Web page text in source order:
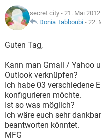
WHATSAPP
FACEBOOK
WINDOWS 10
WHATSAPP
FACEBOOK
SPIELE
ANDROID
FACEBOOK
LEXIKON
SPIELE
ANDROID
WINDOWS 10
WHATSAPP
FACEBOOK
secret city - 21. Mai
Donia Tabboubi - 22.
Guten Tag,
Kann man Gmail / Yahoo
Outlook verknüpfen?
Ich habe 03 verschiedene
konfigurieren möchte.
Ist so was möglich?
Ich wäre euch sehr
beantworten könntet.
MFG